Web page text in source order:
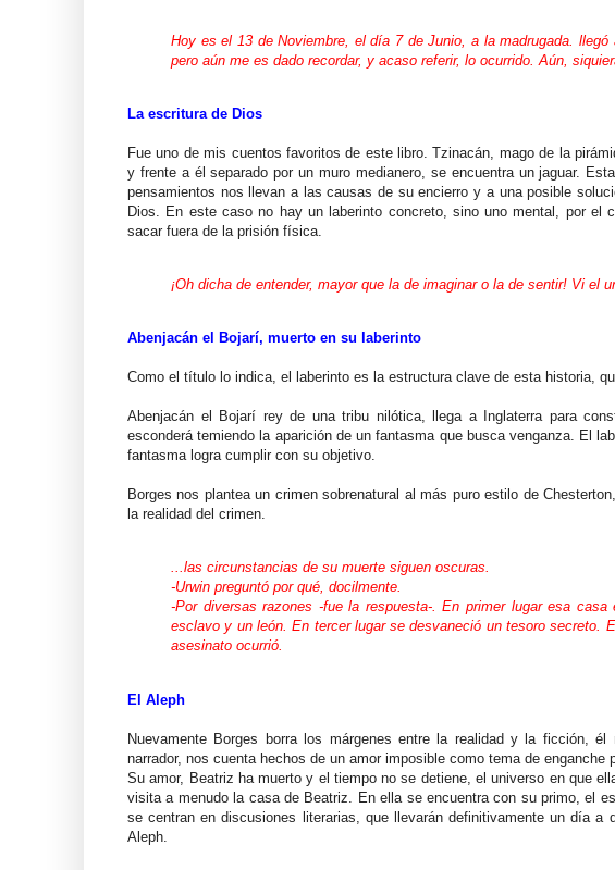
Hoy es el 13 de Noviembre, el día 7 de Junio, a la madrugada.
pero aún me es dado recordar, y acaso referir, lo ocurrido. Aún,
La escritura de Dios
Fue uno de mis cuentos favoritos de este libro. Tzinacán, mago de la
y frente a él separado por un muro medianero, se encuentra un jaguar.
pensamientos nos llevan a las causas de su encierro y a una posible
Dios. En este caso no hay un laberinto concreto, sino uno mental, por el
sacar fuera de la prisión física.
¡Oh dicha de entender, mayor que la de imaginar o la de sentir! Vi el
Abenjacán el Bojarí, muerto en su laberinto
Como el título lo indica, el laberinto es la estructura clave de esta historia,
Abenjacán el Bojarí rey de una tribu nilótica, llega a Inglaterra para
esconderá temiendo la aparición de un fantasma que busca venganza. El
fantasma logra cumplir con su objetivo.
Borges nos plantea un crimen sobrenatural al más puro estilo de
la realidad del crimen.
...las circunstancias de su muerte siguen oscuras.
-Urwin preguntó por qué, docilmente.
-Por diversas razones -fue la respuesta-. En primer lugar esa
esclavo y un león. En tercer lugar se desvaneció un tesoro secreto.
asesinato ocurrió.
El Aleph
Nuevamente Borges borra los márgenes entre la realidad y la ficción,
narrador, nos cuenta hechos de un amor imposible como tema de enganche
Su amor, Beatriz ha muerto y el tiempo no se detiene, el universo en que
visita a menudo la casa de Beatriz. En ella se encuentra con su primo, el
se centran en discusiones literarias, que llevarán definitivamente un día
Aleph.